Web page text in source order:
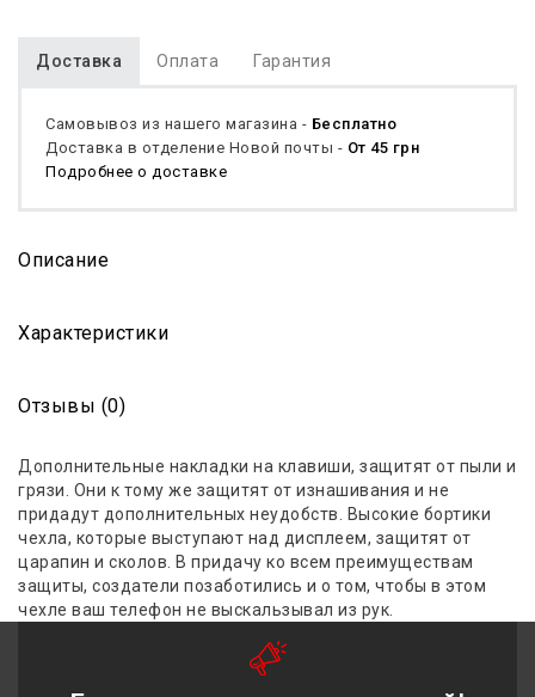
Доставка Оплата Гарантия
Самовывоз из нашего магазина - Бесплатно
Доставка в отделение Новой почты - От 45 грн
Подробнее о доставке
Описание
Характеристики
Отзывы (0)
Дополнительные накладки на клавиши, защитят от пыли и
грязи. Они к тому же защитят от изнашивания и не
придадут дополнительных неудобств. Высокие бортики
чехла, которые выступают над дисплеем, защитят от
царапин и сколов. В придачу ко всем преимуществам
защиты, создатели позаботились и о том, чтобы в этом
чехле ваш телефон не выскальзывал из рук.